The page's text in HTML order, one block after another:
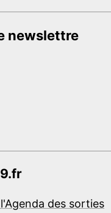
newslettre
des sorties